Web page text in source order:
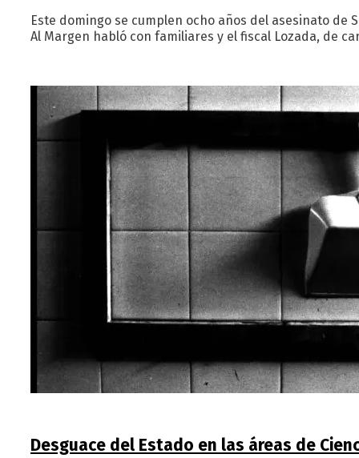
Este domingo se cumplen ocho años del asesinato de
Al Margen habló con familiares y el fiscal Lozada, de
Desguace del Estado en las áreas de